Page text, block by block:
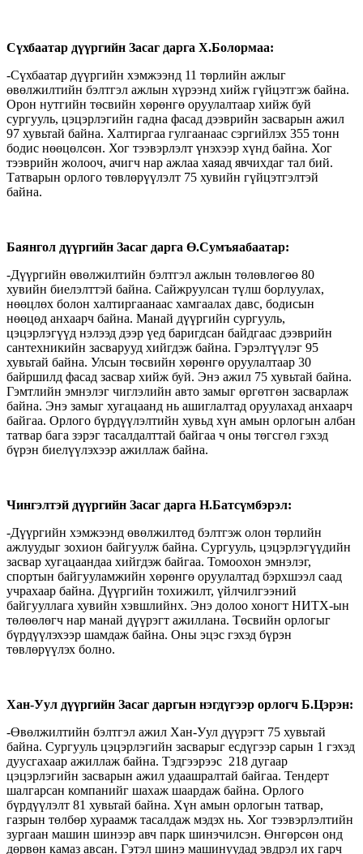
Сүхбаатар дүүргийн Засаг дарга Х.Болормаа:
-Сүхбаатар дүүргийн хэмжээнд 11 төрлийн ажлыг
өвөлжилтийн бэлтгэл ажлын хүрээнд хийж гүйцэтгэж байна.
Орон нутгийн төсвийн хөрөнгө оруулалтаар хийж буй
сургууль, цэцэрлэгийн гадна фасад дээврийн засварын ажил
97 хувьтай байна. Халтиргаа гулгаанаас сэргийлэх 355 тонн
бодис нөөцөлсөн. Хог тээвэрлэлт үнэхээр хүнд байна. Хог
тээврийн жолооч, ачигч нар ажлаа хаяад явчихдаг тал бий.
Татварын орлого төвлөрүүлэлт 75 хувийн гүйцэтгэлтэй
байна.
Баянгол дүүргийн Засаг дарга Ө.Сумъяабаатар:
-Дүүргийн өвөлжилтийн бэлтгэл ажлын төлөвлөгөө 80
хувийн биелэлттэй байна. Сайжруулсан түлш борлуулах,
нөөцлөх болон халтиргаанаас хамгаалах давс, бодисын
нөөцөд анхаарч байна. Манай дүүргийн сургууль,
цэцэрлэгүүд нэлээд дээр үед баригдсан байдгаас дээврийн
сантехникийн засварууд хийгдэж байна. Гэрэлтүүлэг 95
хувьтай байна. Улсын төсвийн хөрөнгө оруулалтаар 30
байршилд фасад засвар хийж буй. Энэ ажил 75 хувьтай байна.
Гэмтлийн эмнэлэг чиглэлийн авто замыг өргөтгөн засварлаж
байна. Энэ замыг хугацаанд нь ашиглалтад оруулахад анхаарч
байгаа. Орлого бүрдүүлэлтийн хувьд хүн амын орлогын албан
татвар бага зэрэг тасалдалттай байгаа ч оны төгсгөл гэхэд
бүрэн биелүүлэхээр ажиллаж байна.
Чингэлтэй дүүргийн Засаг дарга Н.Батсүмбэрэл:
-Дүүргийн хэмжээнд өвөлжилтөд бэлтгэж олон төрлийн
ажлуудыг зохион байгуулж байна. Сургууль, цэцэрлэгүүдийн
засвар хугацаандаа хийгдэж байгаа. Томоохон эмнэлэг,
спортын байгууламжийн хөрөнгө оруулалтад бэрхшээл саад
учрахаар байна. Дүүргийн тохижилт, үйлчилгээний
байгууллага хувийн хэвшлийнх. Энэ долоо хоногт НИТХ-ын
төлөөлөгч нар манай дүүрэгт ажиллана. Төсвийн орлогыг
бүрдүүлэхээр шамдаж байна. Оны эцэс гэхэд бүрэн
төвлөрүүлэх болно.
Хан-Уул дүүргийн Засаг даргын нэгдүгээр орлогч Б.Цэрэн:
-Өвөлжилтийн бэлтгэл ажил Хан-Уул дүүрэгт 75 хувьтай
байна. Сургууль цэцэрлэгийн засварыг есдүгээр сарын 1 гэхэд
дуусгахаар ажиллаж байна. Тэдгээрээс 218 дугаар
цэцэрлэгийн засварын ажил удаашралтай байгаа. Тендерт
шалгарсан компанийг шахаж шаардаж байна. Орлого
бүрдүүлэлт 81 хувьтай байна. Хүн амын орлогын татвар,
газрын төлбөр хураамж тасалдаж мэдэх нь. Хог тээвэрлэлтийн
зургаан машин шинээр авч парк шинэчилсэн. Өнгөрсөн онд
дөрвөн камаз авсан. Гэтэл шинэ машинуудад эвдрэл их гарч